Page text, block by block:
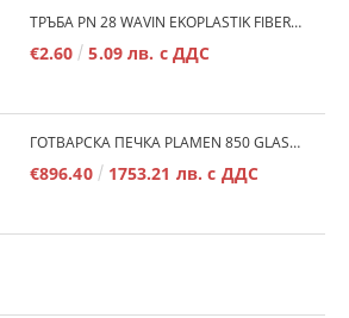
ТРЪБА PN 28 WAVIN EKOPLASTIK FIBER BASALT PLUS - 3М/БР.
€2.60 5.09 лв. с ДДС
ГОТВАРСКА ПЕЧКА PLAMEN 850 GLAS 11KW
€896.40 1753.21 лв. с ДДС